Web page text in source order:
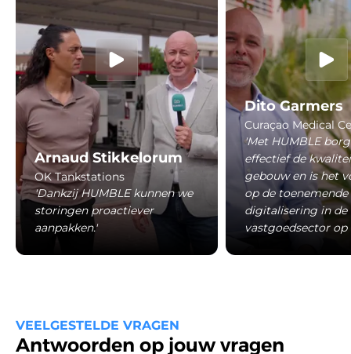
Arnaud Stikkelorum
OK Tankstations
'Dankzij HUMBLE kunnen we
storingen proactiever
aanpakken.'
Dito Garmers
Curaçao Medical
'Met HUMBLE
effectief de
gebouw en is het
op de toenemende
digitalisering in de
vastgoedsector op
VEELGESTELDE VRAGEN
Antwoorden op jouw vragen